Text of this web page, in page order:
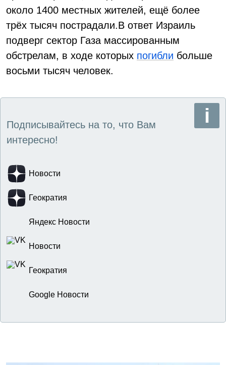
около 1400 местных жителей, ещё более
трёх тысяч пострадали.В ответ Израиль
подверг сектор Газа массированным
обстрелам, в ходе которых погибли больше
восьми тысяч человек.
Подписывайтесь на то, что Вам
интересно!
Новости
Геократия
Яндекс Новости
Новости
Геократия
Google Новости